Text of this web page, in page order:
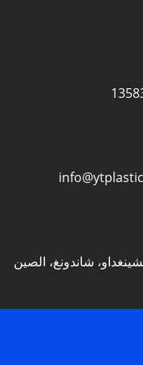
شاندونغ، الصين